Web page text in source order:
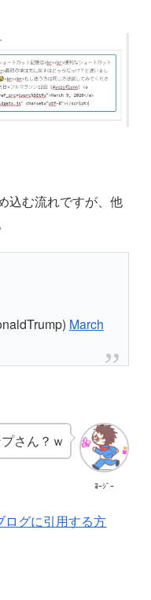
込む流れですが、他
March
ﾖｰｼﾞｰ
さん？ｗ
ログに引用する方